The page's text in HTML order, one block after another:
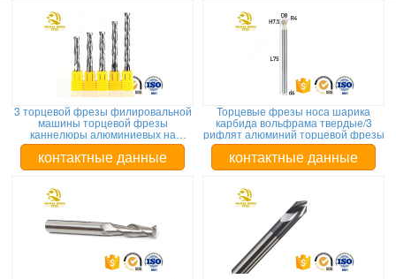
3 торцевой фрезы филировальной
машины торцевой фрезы
каннелюры алюминиевых на
деревянное длинное время пользы
контактные данные
Торцевые фрезы носа шарика
карбида вольфрама твердые/3
рифлят алюминий торцевой фрезы
контактные данные